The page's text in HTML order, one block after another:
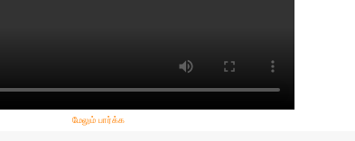
மேலும் பார்க்க